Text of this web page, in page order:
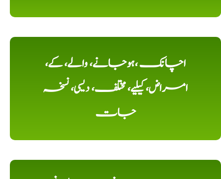
اچانک ،ہوجانے، والے، کے،
امراض، کیلیے، مختلف، دیسی، نسخہ
جات